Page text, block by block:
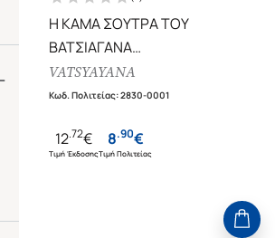
Η ΚΑΜΑ ΣΟΥΤΡΑ ΤΟΥ
ΒΑΤΣΙΑΓΑΝΑ
ΕΡΩΤΙΚΗ ΤΕΧΝΗ ΣΤΗΝ ΙΝΔΙΑ
VATSYAYANA
Κωδ. Πολιτείας:2830-0001
12.72€
Τιμή Έκδοσης
8.90€
Τιμή Πολιτείας